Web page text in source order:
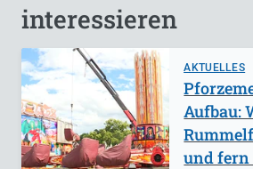
interessieren
AKTUELLES
Aufbau:
und